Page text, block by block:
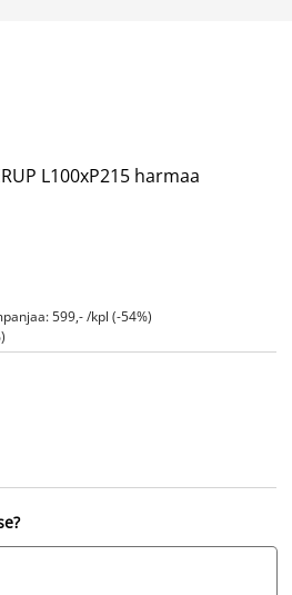
L100xP215 harmaa
599,- /kpl (-54%)